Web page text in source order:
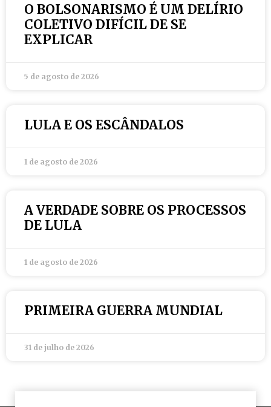
O BOLSONARISMO É UM DELÍRIO
COLETIVO DIFÍCIL DE SE
EXPLICAR
5 de agosto de 2026
LULA E OS ESCÂNDALOS
1 de agosto de 2026
A VERDADE SOBRE OS PROCESSOS
DE LULA
1 de agosto de 2026
PRIMEIRA GUERRA MUNDIAL
31 de julho de 2026